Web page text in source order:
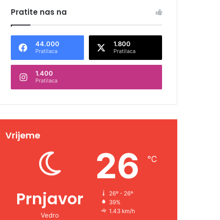
Pratite nas na
44.000
Pratilaca
1.800
Pratilaca
1.400
Pratilaca
Vrijeme
Prnjavor
Vedro
26 ℃
26º - 26º
39%
1.43 km/h